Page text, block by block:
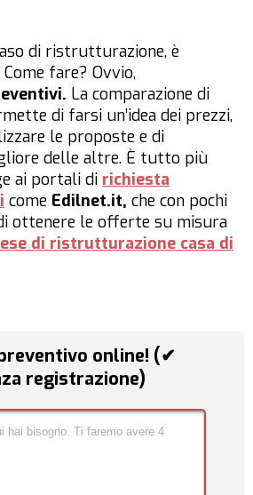
di ristrutturazione, è
fare? Ovvio,
La comparazione di
di farsi un’idea dei prezzi,
le proposte e di
delle altre. È tutto più
ai portali di richiesta
come Edilnet.it, che con pochi
ottenere le offerte su misura
di ristrutturazione casa di
online! (✔
registrazione)